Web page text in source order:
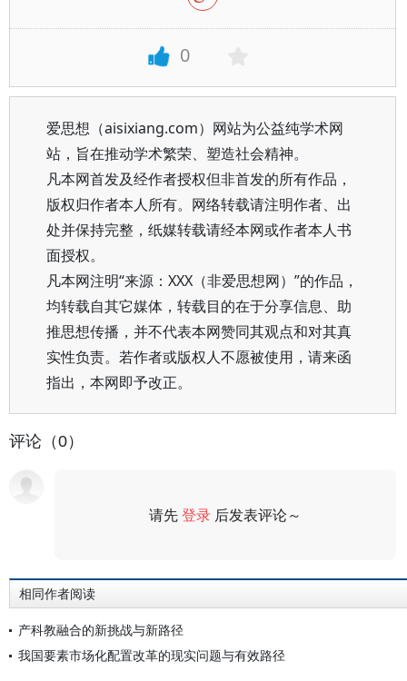
0
爱思想（aisixiang.com）网站为公益纯学术网
站，旨在推动学术繁荣、塑造社会精神。
凡本网首发及经作者授权但非首发的所有作品，
版权归作者本人所有。网络转载请注明作者、出
处并保持完整，纸媒转载请经本网或作者本人书
面授权。
凡本网注明“来源：XXX（非爱思想网）”的作品，
均转载自其它媒体，转载目的在于分享信息、助
推思想传播，并不代表本网赞同其观点和对其真
实性负责。若作者或版权人不愿被使用，请来函
指出，本网即予改正。
评论（0）
请先登录 后发表评论～
相同作者阅读
产科教融合的新挑战与新路径
我国要素市场化配置改革的现实问题与有效路径